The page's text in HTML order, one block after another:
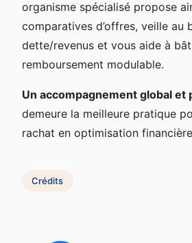
organisme spécialisé propose
comparatives d’offres, veille au
dette/revenus et vous aide à
remboursement modulable.
Un accompagnement global et
demeure la meilleure pratique
rachat en optimisation
Crédits